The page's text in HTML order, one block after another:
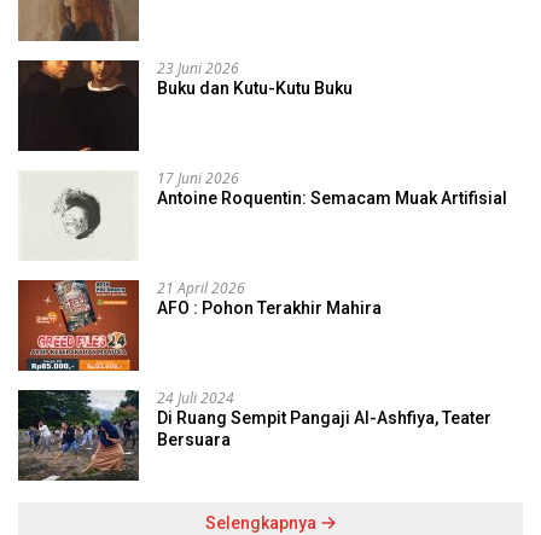
23 Juni 2026
Buku dan Kutu-Kutu Buku
17 Juni 2026
Antoine Roquentin: Semacam Muak Artifisial
21 April 2026
AFO : Pohon Terakhir Mahira
24 Juli 2024
Di Ruang Sempit Pangaji Al-Ashfiya, Teater
Bersuara
Selengkapnya